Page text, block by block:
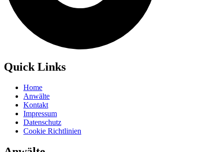
Quick Links
Home
Anwälte
Kontakt
Impressum
Datenschutz
Cookie Richtlinien